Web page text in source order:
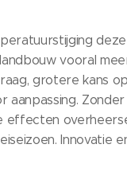
vooral
grotere kans
aanpassing.
effecten
Innovatie